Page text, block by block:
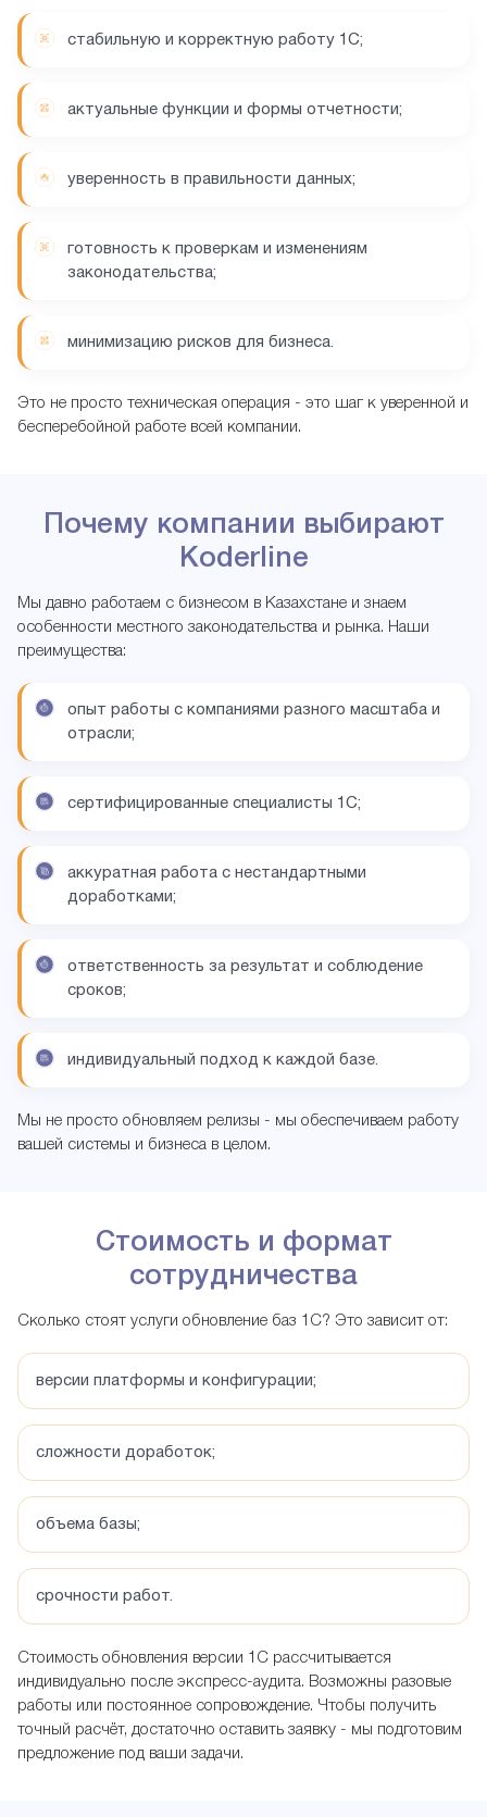
стабильную и корректную работу 1С;
актуальные функции и формы отчетности;
уверенность в правильности данных;
готовность к проверкам и изменениям
законодательства;
минимизацию рисков для бизнеса.
Это не просто техническая операция - это шаг к уверенной и
бесперебойной работе всей компании.
Почему компании выбирают
Koderline
Мы давно работаем с бизнесом в Казахстане и знаем
особенности местного законодательства и рынка. Наши
преимущества:
опыт работы с компаниями разного масштаба и
отрасли;
сертифицированные специалисты 1С;
аккуратная работа с нестандартными
доработками;
ответственность за результат и соблюдение
сроков;
индивидуальный подход к каждой базе.
Мы не просто обновляем релизы - мы обеспечиваем работу
вашей системы и бизнеса в целом.
Стоимость и формат
сотрудничества
Сколько стоят услуги обновление баз 1С? Это зависит от:
версии платформы и конфигурации;
сложности доработок;
объема базы;
срочности работ.
Стоимость обновления версии 1С рассчитывается
индивидуально после экспресс-аудита. Возможны разовые
работы или постоянное сопровождение. Чтобы получить
точный расчёт, достаточно оставить заявку - мы подготовим
предложение под ваши задачи.